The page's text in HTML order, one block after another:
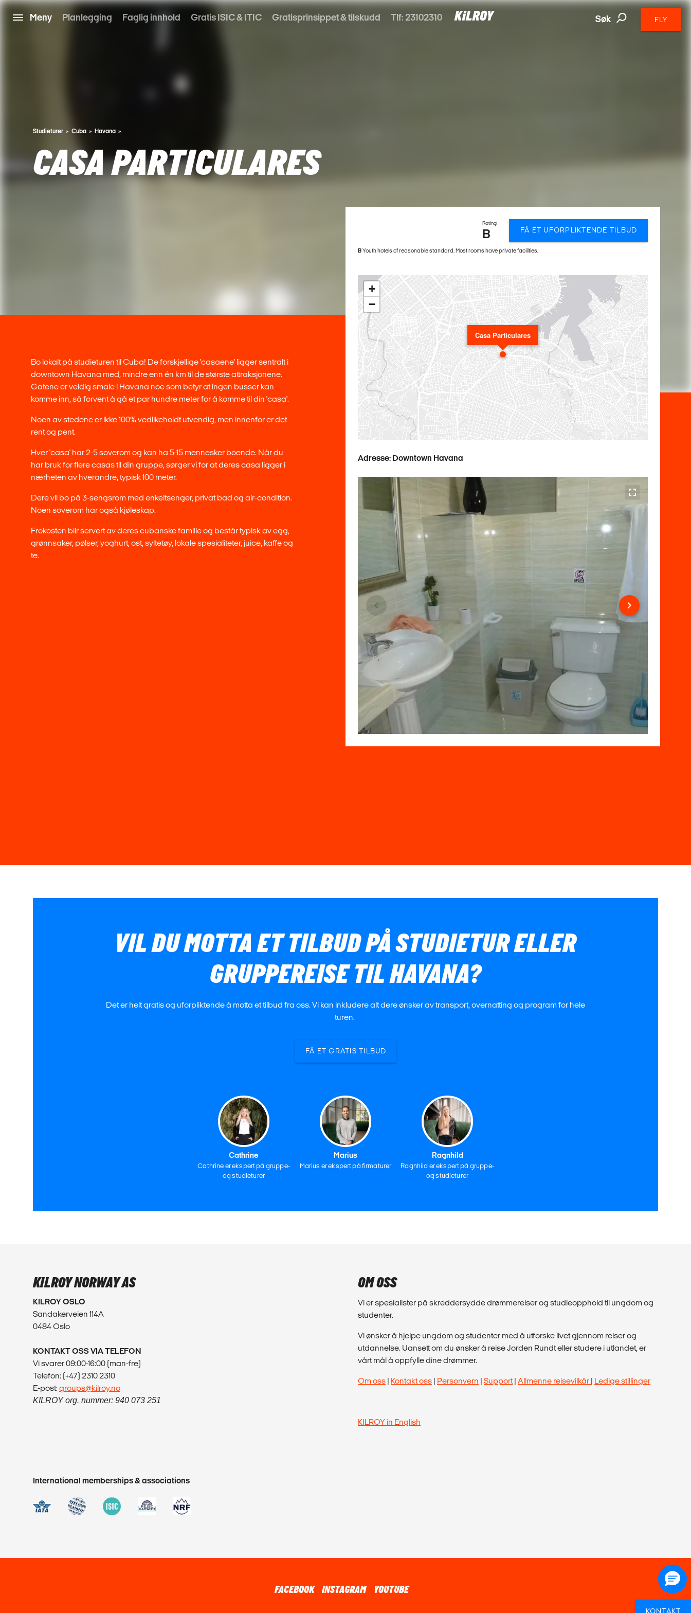
Meny Planlegging Faglig innhold Gratis ISIC & ITIC Gratisprinsippet & tilskudd Tlf: 23102310 Søk FLY
Studieturer Cuba Havana
CASA PARTICULARES
Bo lokalt på studieturen til Cuba! De forskjellige 'casaene' ligger sentralt i
downtown Havana med, mindre enn én km til de største attraksjonene.
Gatene er veldig smale i Havana noe som betyr at ingen busser kan
komme inn, så forvent å gå et par hundre meter for å komme til din 'casa'.
Noen av stedene er ikke 100% vedlikeholdt utvendig, men innenfor er det
rent og pent.
Hver 'casa' har 2-5 soverom og kan ha 5-15 mennesker boende. Når du
har bruk for flere casas til din gruppe, sørger vi for at deres casa ligger i
nærheten av hverandre, typisk 100 meter.
Dere vil bo på 3-sengsrom med enkeltsenger, privat bad og air-condition.
Noen soverom har også kjøleskap.
Frokosten blir servert av deres cubanske familie og består typisk av egg,
grønnsaker, pølser, yoghurt, ost, syltetøy, lokale spesialiteter, juice, kaffe og
te.
Rating
B FÅ ET UFORPLIKTENDE TILBUD
BYouth hotels of reasonable standard. Most rooms have private facilities.
Casa Particulares
+
−
Adresse: Downtown Havana
VIL DU MOTTA ET TILBUD PÅ STUDIETUR ELLER
GRUPPEREISE TIL HAVANA?
Det er helt gratis og uforpliktende å motta et tilbud fra oss. Vi kan inkludere alt dere ønsker av transport, overnatting og program for hele
turen.
FÅ ET GRATIS TILBUD
Cathrine
Cathrine er ekspert på gruppe-
og studieturer
Marius
Marius er ekspert på firmaturer
Ragnhild
Ragnhild er ekspert på gruppe-
og studieturer
KONTAKT
KILROY NORWAY AS
KILROY OSLO
Sandakerveien 114A
0484 Oslo
KONTAKT OSS VIA TELEFON
Vi svarer 09:00-16:00 (man-fre)
Telefon: (+47) 2310 2310
E-post:groups@kilroy.no
KILROY org. nummer: 940 073 251
OM OSS
Vi er spesialister på skreddersydde drømmereiser og studieopphold til ungdom og
studenter.
Vi ønsker å hjelpe ungdom og studenter med å utforske livet gjennom reiser og
utdannelse. Uansett om du ønsker å reise Jorden Rundt eller studere i utlandet, er
vårt mål å oppfylle dine drømmer.
Om oss | Kontakt oss | Personvern | Support| Allmenne reisevilkår | Ledige stillinger
KILROY in English
International memberships & associations
FACEBOOK INSTAGRAM YOUTUBE